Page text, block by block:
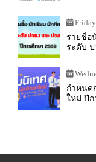
รายชื่อ
ระดับ ป
กำหนด
ใหม่ ปีก